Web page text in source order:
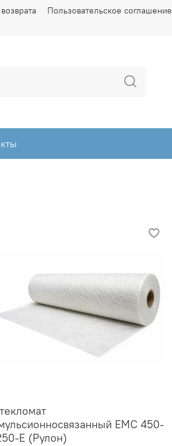
Пользовательское соглашение
ЕМС 450-
Е (Рулон)